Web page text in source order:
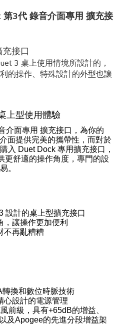
3代 錄音介面專用 擴充接
接口
3 桌上使用情境所設計的，
的操作、特殊設計的外型也讓
上型使用體驗
介面專用 擴充接口，為你的
面提供完美的攜帶性，而對於
入 Duet Dock 專用擴充接口，
更舒適的操作角度，專門的設
。
設計的桌上型擴充接口
，讓操作更加便利
不再亂糟糟
換和數位時脈技術
心設計的電源管理
前級，具有+65dB的增益、
及Apogee的先進分段增益架